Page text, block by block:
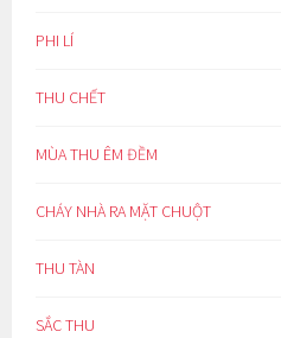
PHI LÍ
THU CHẾT
MÙA THU ÊM ĐỀM
CHÁY NHÀ RA MẶT CHUỘT
THU TÀN
SẮC THU